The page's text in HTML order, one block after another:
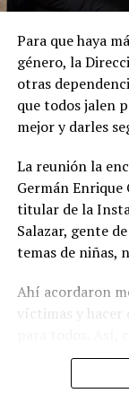
Todas las
manera
traslado a
El personal de
físico, dejando
corazones rotos
partido.
Para que haya
género, la
otras
que todos jalen
mejor y darles
La reunión la
Germán Enrique
titular de la
Salazar, gente
temas de niñas,
Ahí acordaron
víctimas y hacer
será más
que andar de